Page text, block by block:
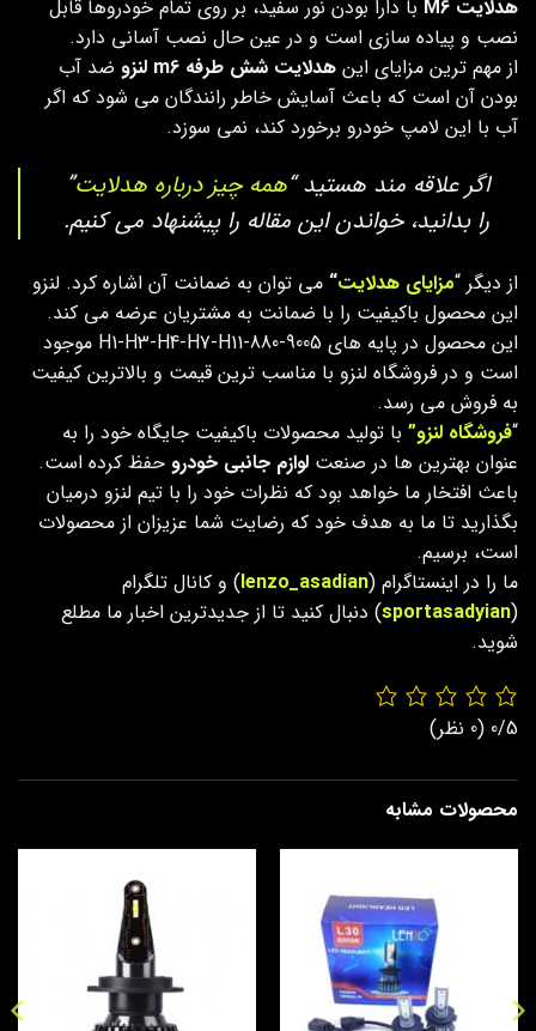
هدلایت M6
با دارا بودن نور سفید، بر روی تمام خودروها قابل
نصب و پیاده سازی است و در عین حال نصب آسانی دارد.
از مهم ترین مزایای این هدلایت شش طرفه m6 لنزو
ضد آب
بودن آن است که باعث آسایش خاطر رانندگان می شود که اگر
آب با این لامپ خودرو برخورد کند، نمی سوزد.
اگر علاقه مند هستید “همه چیز درباره هدلایت”
را بدانید، خواندن این مقاله را پیشنهاد می کنیم.
از دیگر “مزایای هدلایت“ می توان به ضمانت آن اشاره کرد. لنزو
این محصول باکیفیت را با ضمانت به مشتریان عرضه می کند.
این محصول در پایه های H1-H3-H4-H7-H11-880-9005 موجود
است و در فروشگاه لنزو با مناسب ترین قیمت و بالاترین کیفیت
به فروش می رسد.
“فروشگاه لنزو” با تولید محصولات باکیفیت جایگاه خود را به
عنوان بهترین ها در صنعت لوازم جانبی خودرو حفظ کرده است.
باعث افتخار ما خواهد بود که نظرات خود را با تیم لنزو درمیان
بگذارید تا ما به هدف خود که رضایت شما عزیزان از محصولات
است، برسیم.
ما را در اینستاگرام (lenzo_asadian) و کانال تلگرام
(
sportasadyian) دنبال کنید تا از جدیدترین اخبار ما مطلع
شوید.
0/5 (0 نظر)
محصولات مشابه